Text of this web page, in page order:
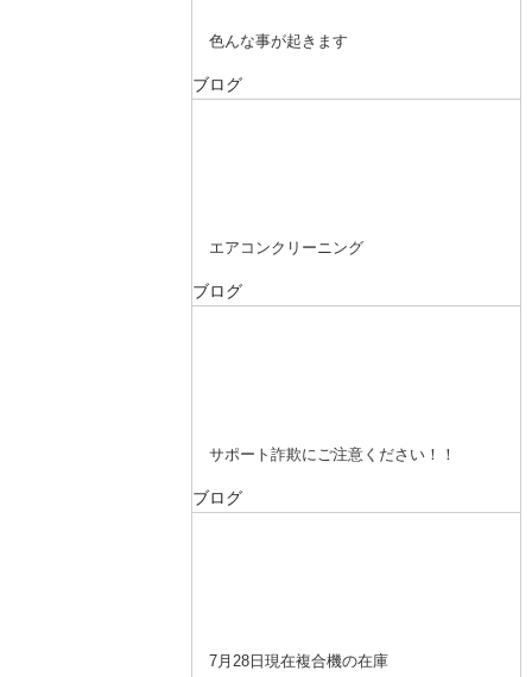
色んな事が起きます
ブログ
エアコンクリーニング
ブログ
サポート詐欺にご注意ください！！
ブログ
7月28日現在複合機の在庫